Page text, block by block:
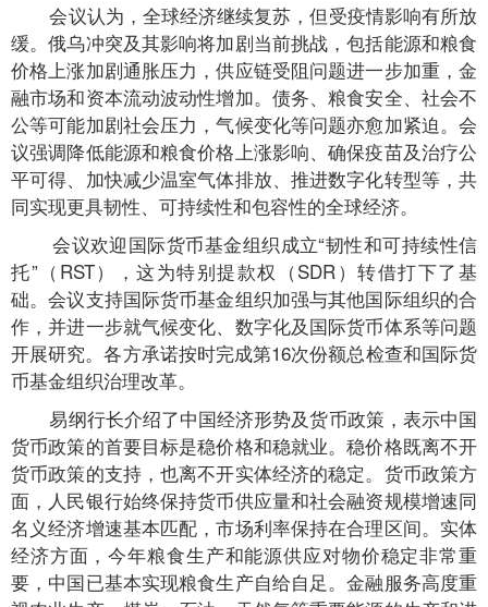
会议认为，全球经济继续复苏，但受疫情影响有所放
缓。俄乌冲突及其影响将加剧当前挑战，包括能源和粮食
价格上涨加剧通胀压力，供应链受阻问题进一步加重，金
融市场和资本流动波动性增加。债务、粮食安全、社会不
公等可能加剧社会压力，气候变化等问题亦愈加紧迫。会
议强调降低能源和粮食价格上涨影响、确保疫苗及治疗公
平可得、加快减少温室气体排放、推进数字化转型等，共
同实现更具韧性、可持续性和包容性的全球经济。
会议欢迎国际货币基金组织成立“韧性和可持续性信
托”（RST），这为特别提款权（SDR）转借打下了基
础。会议支持国际货币基金组织加强与其他国际组织的合
作，并进一步就气候变化、数字化及国际货币体系等问题
开展研究。各方承诺按时完成第16次份额总检查和国际货
币基金组织治理改革。
易纲行长介绍了中国经济形势及货币政策，表示中国
货币政策的首要目标是稳价格和稳就业。稳价格既离不开
货币政策的支持，也离不开实体经济的稳定。货币政策方
面，人民银行始终保持货币供应量和社会融资规模增速同
名义经济增速基本匹配，市场利率保持在合理区间。实体
经济方面，今年粮食生产和能源供应对物价稳定非常重
要，中国已基本实现粮食生产自给自足。金融服务高度重